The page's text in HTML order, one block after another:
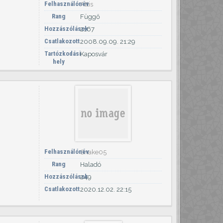
Felhasználónév
Attis
Rang
Függő
Hozzászólások2167
Csatlakozott2008.09.09. 21:29
Tartózkodási
hely
Kaposvár
FelhasználónévSnake05
Rang
Haladó
Hozzászólások
249
Csatlakozott2020.12.02. 22:15